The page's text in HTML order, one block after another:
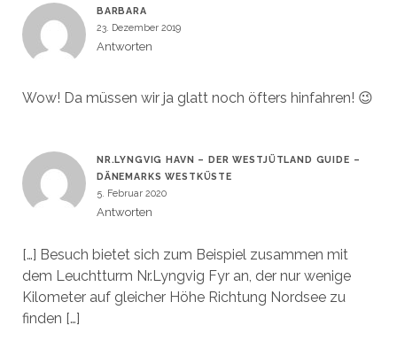
BARBARA
23. Dezember 2019
Antworten
Wow! Da müssen wir ja glatt noch öfters hinfahren! 😉
NR.LYNGVIG HAVN – DER WESTJÜTLAND GUIDE –
DÄNEMARKS WESTKÜSTE
5. Februar 2020
Antworten
[…] Besuch bietet sich zum Beispiel zusammen mit
dem Leuchtturm Nr.Lyngvig Fyr an, der nur wenige
Kilometer auf gleicher Höhe Richtung Nordsee zu
finden […]